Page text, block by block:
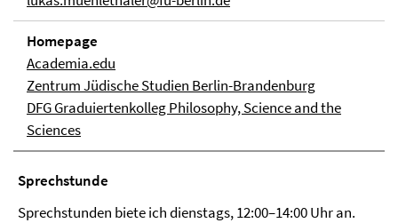
Homepage
Academia.edu
Zentrum Jüdische Studien Berlin-Brandenburg
DFG Graduiertenkolleg Philosophy, Science and the
Sciences
Sprechstunde
Sprechstunden biete ich dienstags, 12:00–14:00 Uhr an.